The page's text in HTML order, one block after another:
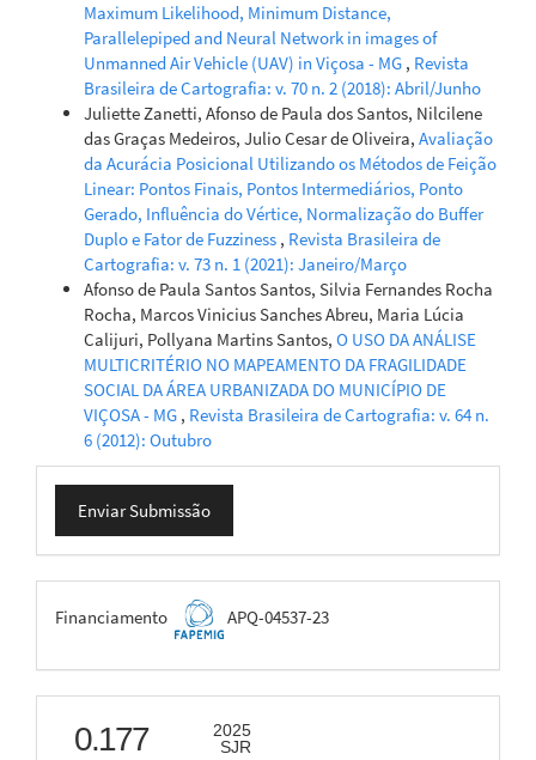
Maximum Likelihood, Minimum Distance,
Parallelepiped and Neural Network in images of
Unmanned Air Vehicle (UAV) in Viçosa - MG , Revista
Brasileira de Cartografia: v. 70 n. 2 (2018): Abril/Junho
Juliette Zanetti, Afonso de Paula dos Santos, Nilcilene
das Graças Medeiros, Julio Cesar de Oliveira, Avaliação
da Acurácia Posicional Utilizando os Métodos de Feição
Linear: Pontos Finais, Pontos Intermediários, Ponto
Gerado, Influência do Vértice, Normalização do Buffer
Duplo e Fator de Fuzziness , Revista Brasileira de
Cartografia: v. 73 n. 1 (2021): Janeiro/Março
Afonso de Paula Santos Santos, Silvia Fernandes Rocha
Rocha, Marcos Vinicius Sanches Abreu, Maria Lúcia
Calijuri, Pollyana Martins Santos, O USO DA ANÁLISE
MULTICRITÉRIO NO MAPEAMENTO DA FRAGILIDADE
SOCIAL DA ÁREA URBANIZADA DO MUNICÍPIO DE
VIÇOSA - MG , Revista Brasileira de Cartografia: v. 64 n.
6 (2012): Outubro
Enviar
Submissão
Enviar Submissão
FAPEMIG
Financiamento APQ-04537-23
scimago
0.177
2025
SJR